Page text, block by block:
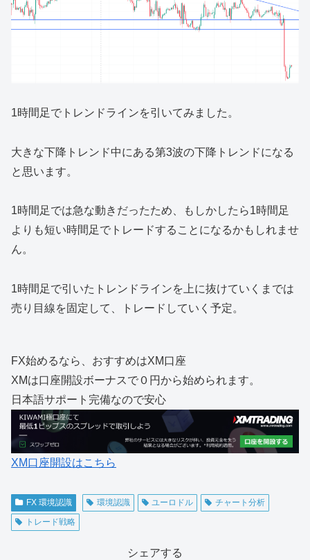
1時間足でトレンドラインを引いてみました。
大きな下降トレンド中にある第3波の下降トレンドになる
と思います。
1時間足では急な動きだったため、もしかしたら1時間足
よりも短い時間足でトレードすることになるかもしれませ
ん。
1時間足で引いたトレンドラインを上に抜けていくまでは
売り目線を固定して、トレードしていく予定。
FX始めるなら、おすすめはXM口座
XMは口座開設ボーナスで０円から始められます。
日本語サポート完備なので安心
XM口座開設はこちら
FX 環境認識 環境認識 ユーロドル
チャート分析
トレード戦略
シェアする